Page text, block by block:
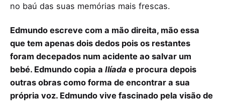
no baú das suas memórias mais frescas.
Edmundo escreve com a mão direita, mão essa
que tem apenas dois dedos pois os restantes
foram decepados num acidente ao salvar um
bebé. Edmundo copia a Ilíada e procura depois
outras obras como forma de encontrar a sua
própria voz. Edmundo vive fascinado pela visão de